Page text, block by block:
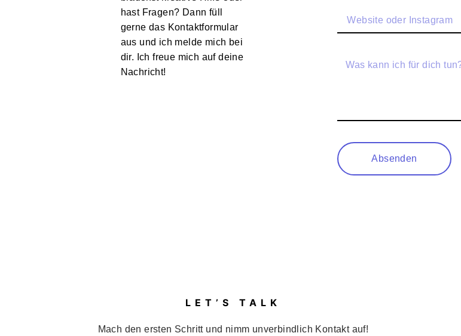
hast Fragen? Dann füll
gerne das Kontaktformular
aus und ich melde mich bei
dir. Ich freue mich auf deine
Nachricht!
Absenden
LET’S TALK
Mach den ersten Schritt und nimm unverbindlich Kontakt auf!